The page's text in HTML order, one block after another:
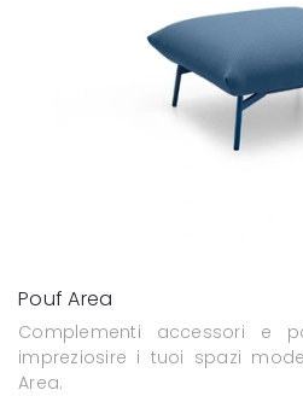
Pouf Area
Complementi accessori e
impreziosire i tuoi spazi
Area.